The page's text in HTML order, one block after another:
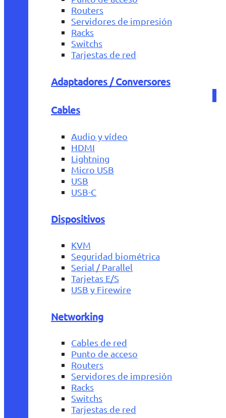
Routers
Servidores de impresión
Racks
Switchs
Tarjestas de red
Adaptadores / Conversores
Cables
Audio y vídeo
HDMI
Lightning
Micro USB
USB
USB-C
Dispositivos
KVM
Seguridad biométrica
Serial / Parallel
Tarjetas E/S
USB y Firewire
Networking
Cables de red
Punto de acceso
Routers
Servidores de impresión
Racks
Switchs
Tarjestas de red